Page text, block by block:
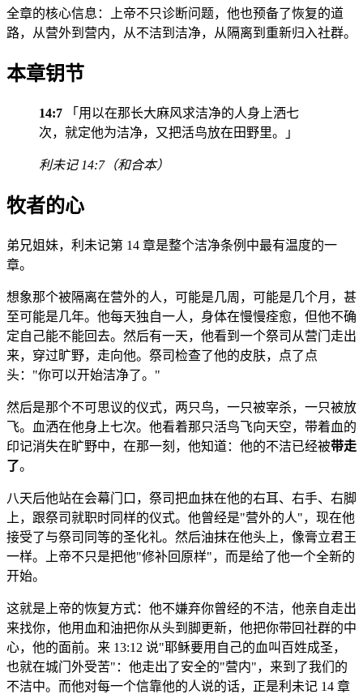
全章的核心信息：上帝不只诊断问题，他也预备了恢复的道
路，从营外到营内，从不洁到洁净，从隔离到重新归入社群。
本章钥节
14:7 「用以在那长大麻风求洁净的人身上洒七
次，就定他为洁净，又把活鸟放在田野里。」
利未记 14:7（和合本）
牧者的心
弟兄姐妹，利未记第 14 章是整个洁净条例中最有温度的一
章。
想象那个被隔离在营外的人，可能是几周，可能是几个月，甚
至可能是几年。他每天独自一人，身体在慢慢痊愈，但他不确
定自己能不能回去。然后有一天，他看到一个祭司从营门走出
来，穿过旷野，走向他。祭司检查了他的皮肤，点了点
头："你可以开始洁净了。"
然后是那个不可思议的仪式，两只鸟，一只被宰杀，一只被放
飞。血洒在他身上七次。他看着那只活鸟飞向天空，带着血的
印记消失在旷野中，在那一刻，他知道：他的不洁已经被带走
了。
八天后他站在会幕门口，祭司把血抹在他的右耳、右手、右脚
上，跟祭司就职时同样的仪式。他曾经是"营外的人"，现在他
接受了与祭司同等的圣化礼。然后油抹在他头上，像膏立君王
一样。上帝不只是把他"修补回原样"，而是给了他一个全新的
开始。
这就是上帝的恢复方式：他不嫌弃你曾经的不洁，他亲自走出
来找你，他用血和油把你从头到脚更新，他把你带回社群的中
心，他的面前。来 13:12 说"耶稣要用自己的血叫百姓成圣，
也就在城门外受苦"：他走出了安全的"营内"，来到了我们的
不洁中。而他对每一个信靠他的人说的话，正是利未记 14 章